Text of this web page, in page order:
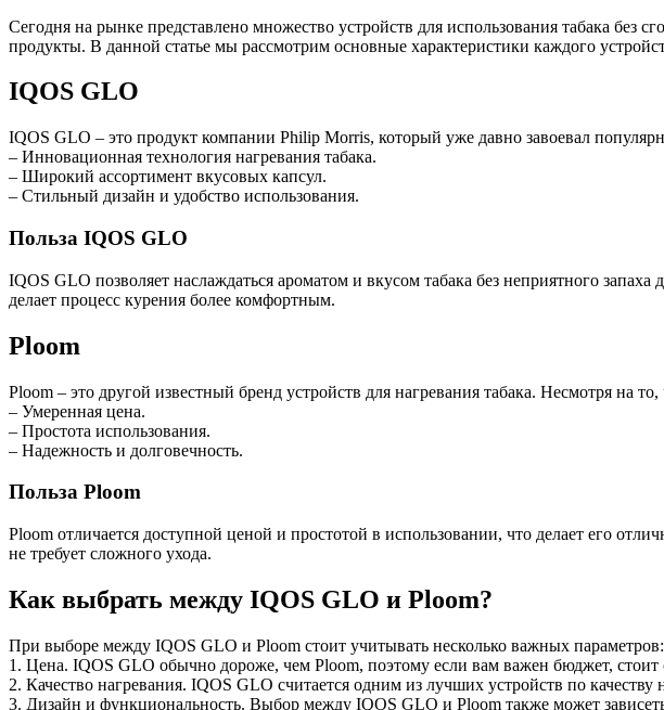
Сегодня на рынке представлено множество устройств для использования табака
продукты. В данной статье мы рассмотрим основные характеристики каждого
IQOS GLO
IQOS GLO – это продукт компании Philip Morris, который уже давно завоевал
– Инновационная технология нагревания табака.
– Широкий ассортимент вкусовых капсул.
– Стильный дизайн и удобство использования.
Польза IQOS GLO
IQOS GLO позволяет наслаждаться ароматом и вкусом табака без неприятного
делает процесс курения более комфортным.
Ploom
Ploom – это другой известный бренд устройств для нагревания табака. Несмотря на
– Умеренная цена.
– Простота использования.
– Надежность и долговечность.
Польза Ploom
Ploom отличается доступной ценой и простотой в использовании, что делает его
не требует сложного ухода.
Как выбрать между IQOS GLO и Ploom?
При выборе между IQOS GLO и Ploom стоит учитывать несколько важных параметров:
1. Цена. IQOS GLO обычно дороже, чем Ploom, поэтому если вам важен бюджет, стоит
2. Качество нагревания. IQOS GLO считается одним из лучших устройств по качеству
3. Дизайн и функциональность. Выбор между IQOS GLO и Ploom также может